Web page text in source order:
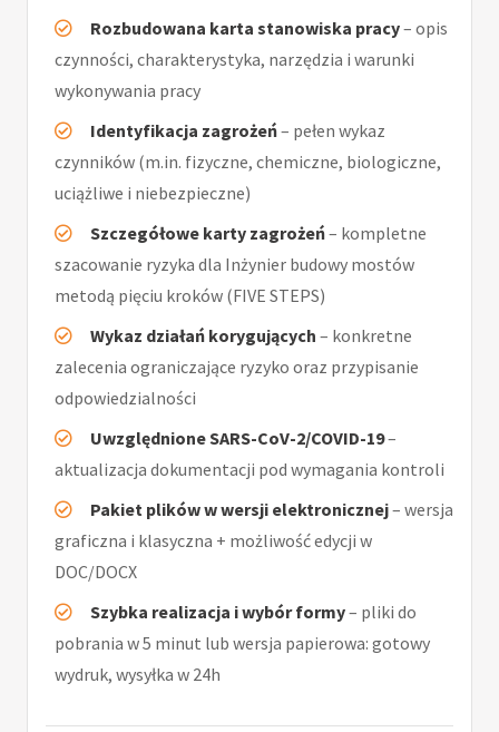
Rozbudowana karta stanowiska pracy– opis
czynności, charakterystyka, narzędzia i warunki
wykonywania pracy
Identyfikacja zagrożeń– pełen wykaz
czynników (m.in. fizyczne, chemiczne, biologiczne,
uciążliwe i niebezpieczne)
Szczegółowe karty zagrożeń– kompletne
szacowanie ryzyka dla Inżynier budowy mostów
metodą pięciu kroków (FIVE STEPS)
Wykaz działań korygujących – konkretne
zalecenia ograniczające ryzyko oraz przypisanie
odpowiedzialności
Uwzględnione SARS-CoV-2/COVID-19–
aktualizacja dokumentacji pod wymagania kontroli
Pakiet plików w wersji elektronicznej– wersja
graficzna i klasyczna + możliwość edycji w
DOC/DOCX
Szybka realizacja i wybór formy– pliki do
pobrania w 5 minut lub wersja papierowa: gotowy
wydruk, wysyłka w 24h